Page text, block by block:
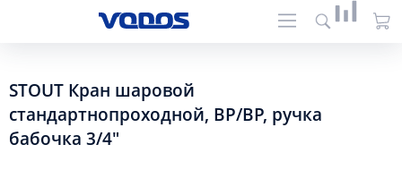
STOUT Кран шаровой
стандартнопроходной, ВР/ВР, ручка
бабочка 3/4"